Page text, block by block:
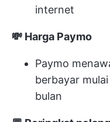
internet
💸 Harga Paymo
Paymo
berbayar
bulan